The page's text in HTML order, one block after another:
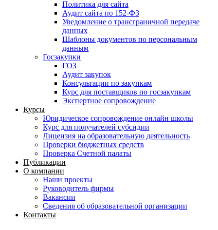
Политика для сайта
Аудит сайта по 152-ФЗ
Уведомление о трансграничной передаче
данных
Шаблоны документов по персональным
данным
Госзакупки
ГОЗ
Аудит закупок
Консультации по закупкам
Курс для поставщиков по госзакупкам
Экспертное сопровождение
Курсы
Юридическое сопровождение онлайн школы
Курс для получателей субсидии
Лицензия на образовательную деятельность
Проверки бюджетных средств
Проверка Счетной палаты
Публикации
О компании
Наши проекты
Руководитель фирмы
Вакансии
Сведения об образовательной организации
Контакты